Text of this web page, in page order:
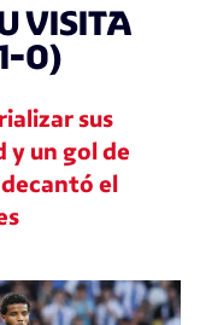
VISITA
0)
sus
y un gol de
el